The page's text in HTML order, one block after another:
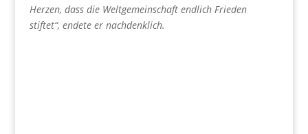
Herzen, dass die Weltgemeinschaft endlich Frieden
stiftet“, endete er nachdenklich.